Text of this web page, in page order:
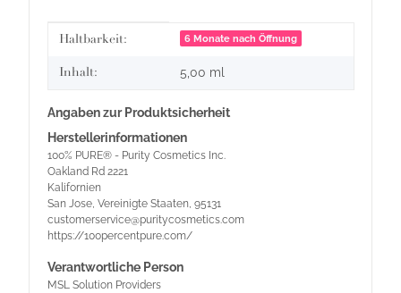
Produkteigenschaft
Wert
Haltbarkeit: 6 Monate nach Öffnung
Inhalt: 5,00 ml
Angaben zur Produktsicherheit
Herstellerinformationen
100% PURE® - Purity Cosmetics Inc.
Oakland Rd 2221
Kalifornien
San Jose, Vereinigte Staaten, 95131
customerservice@puritycosmetics.com
https://100percentpure.com/
Verantwortliche Person
MSL Solution Providers